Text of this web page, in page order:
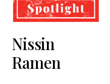
Cup Noodles
Soba
Nissin
Ramen